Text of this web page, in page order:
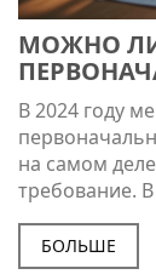
МОЖНО ЛИ
ГОДУ:
В 2024 году
на самом
требование.
существуют
лайфхаки и
Расскажем о
БОЛЬШЕ